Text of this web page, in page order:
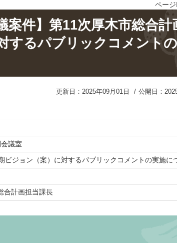
ページ
案件】第11次厚木市総合計
するパブリックコメント
更新日：2025年09月01日 公開日：
議室
ビジョン（案）に対するパブリックコメントの実施に
合計画担当課長